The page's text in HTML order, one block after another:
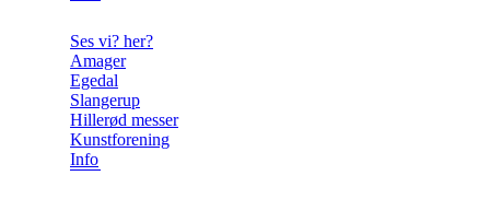
Ses vi? her?
Amager
Egedal
Slangerup
Hillerød messer
Kunstforening
Info